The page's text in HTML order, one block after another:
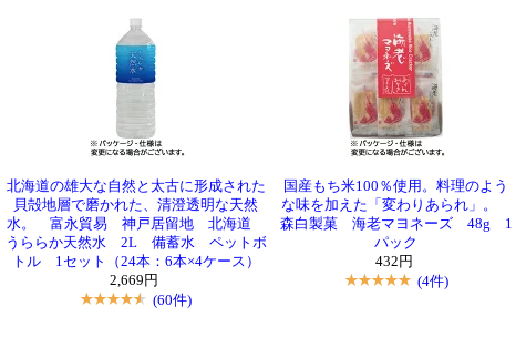
北海道の雄大な自然と太古に形成された
貝殻地層で磨かれた、清澄透明な天然
水。 富永貿易 神戸居留地 北海道
うららか天然水 2L 備蓄水 ペットボ
トル 1セット（24本：6本×4ケース）
2,669円
(60件)
国産もち米100％使用。料理のよう
な味を加えた「変わりあられ」。
森白製菓 海老マヨネーズ 48g 1
パック
432円
(4件)